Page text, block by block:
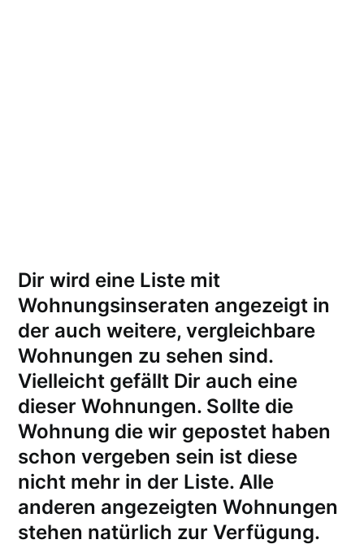
Dir wird eine Liste mit
Wohnungsinseraten angezeigt in
der auch weitere, vergleichbare
Wohnungen zu sehen sind.
Vielleicht gefällt Dir auch eine
dieser Wohnungen. Sollte die
Wohnung die wir gepostet haben
schon vergeben sein ist diese
nicht mehr in der Liste. Alle
anderen angezeigten Wohnungen
stehen natürlich zur Verfügung.